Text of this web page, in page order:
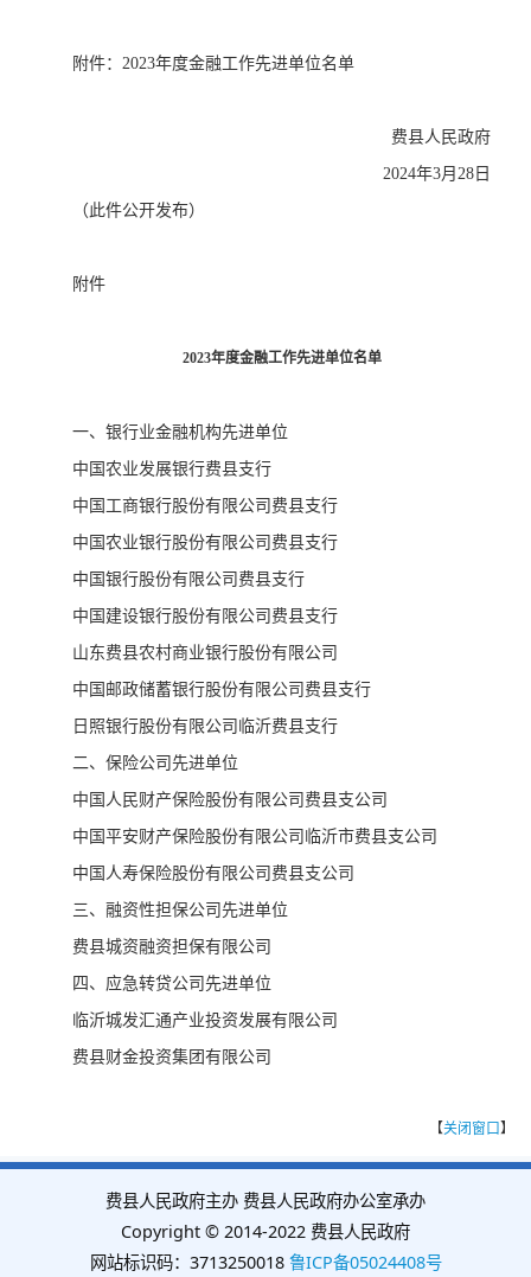
附件：2023年度金融工作先进单位名单
费县人民政府
2024年3月28日
（此件公开发布）
附件
2023年度金融工作先进单位名单
一、银行业金融机构先进单位
中国农业发展银行费县支行
中国工商银行股份有限公司费县支行
中国农业银行股份有限公司费县支行
中国银行股份有限公司费县支行
中国建设银行股份有限公司费县支行
山东费县农村商业银行股份有限公司
中国邮政储蓄银行股份有限公司费县支行
日照银行股份有限公司临沂费县支行
二、保险公司先进单位
中国人民财产保险股份有限公司费县支公司
中国平安财产保险股份有限公司临沂市费县支公司
中国人寿保险股份有限公司费县支公司
三、融资性担保公司先进单位
费县城资融资担保有限公司
四、应急转贷公司先进单位
临沂城发汇通产业投资发展有限公司
费县财金投资集团有限公司
【关闭窗口】
费县人民政府主办 费县人民政府办公室承办
Copyright © 2014-2022 费县人民政府
网站标识码：3713250018 鲁ICP备05024408号